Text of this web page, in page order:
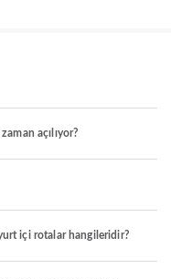
açılıyor?
içi rotalar hangileridir?